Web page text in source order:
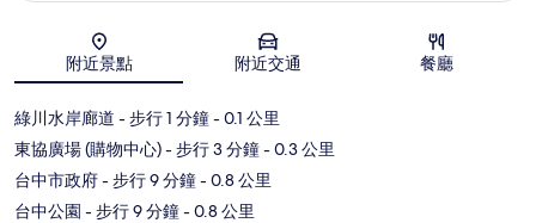
地圖
附近景點 附近交通 餐廳
綠川水岸廊道 - 步行 1 分鐘- 0.1 公里
東協廣場 (購物中心)- 步行 3 分鐘- 0.3 公里
台中市政府- 步行 9 分鐘- 0.8 公里
台中公園 - 步行 9 分鐘- 0.8 公里